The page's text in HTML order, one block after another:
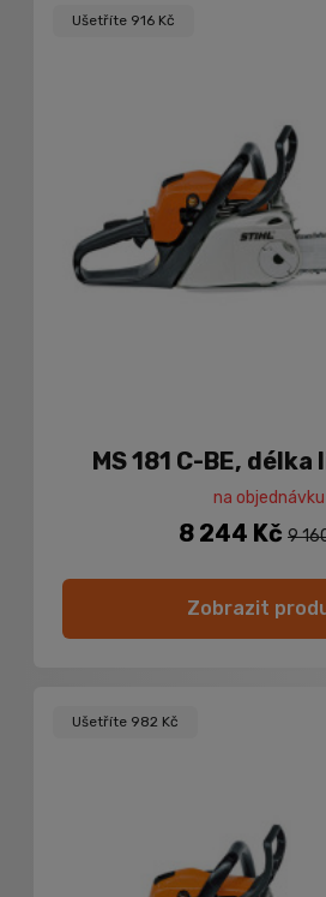
MS 181 C-BE,
na objednávku
8 244 Kč 9
Zobrazit
Ušetříte 916 Kč
Ušetříte 982 Kč